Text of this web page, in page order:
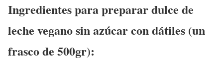
Ingredientes para preparar dulce de
leche vegano sin azúcar con dátiles (un
frasco de 500gr):